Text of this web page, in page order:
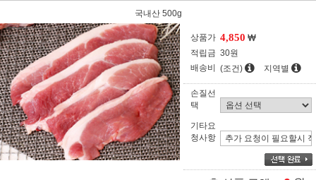
국내산 500g
상품가 4,850
적립금 30원
배송비
(조건) 지역별
손질선
택
기타요
청사항